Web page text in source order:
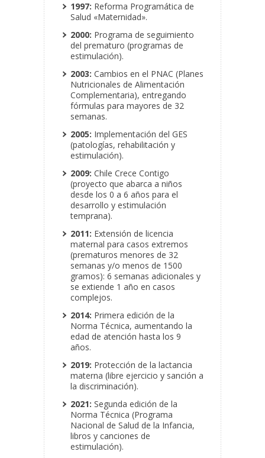
1997: Reforma Programática de
Salud «Maternidad».
2000: Programa de seguimiento
del prematuro (programas de
estimulación).
2003: Cambios en el PNAC (Planes
Nutricionales de Alimentación
Complementaria), entregando
fórmulas para mayores de 32
semanas.
2005: Implementación del GES
(patologías, rehabilitación y
estimulación).
2009: Chile Crece Contigo
(proyecto que abarca a niños
desde los 0 a 6 años para el
desarrollo y estimulación
temprana).
2011: Extensión de licencia
maternal para casos extremos
(prematuros menores de 32
semanas y/o menos de 1500
gramos): 6 semanas adicionales y
se extiende 1 año en casos
complejos.
2014: Primera edición de la
Norma Técnica, aumentando la
edad de atención hasta los 9
años.
2019: Protección de la lactancia
materna (libre ejercicio y sanción a
la discriminación).
2021: Segunda edición de la
Norma Técnica (Programa
Nacional de Salud de la Infancia,
libros y canciones de
estimulación).